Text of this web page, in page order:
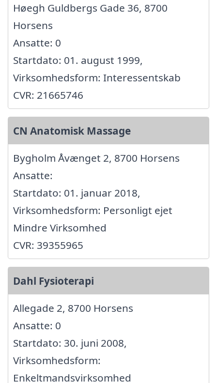
Høegh Guldbergs Gade 36, 8700
Horsens
Ansatte: 0
Startdato: 01. august 1999,
Virksomhedsform: Interessentskab
CVR: 21665746
CN Anatomisk Massage
Bygholm Åvænget 2, 8700 Horsens
Ansatte:
Startdato: 01. januar 2018,
Virksomhedsform: Personligt ejet
Mindre Virksomhed
CVR: 39355965
Dahl Fysioterapi
Allegade 2, 8700 Horsens
Ansatte: 0
Startdato: 30. juni 2008,
Virksomhedsform:
Enkeltmandsvirksomhed